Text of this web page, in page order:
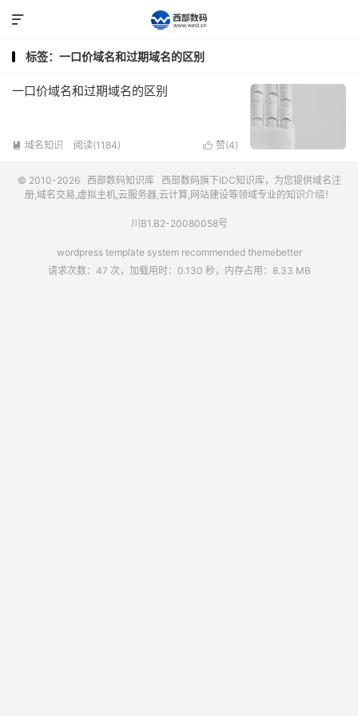

标签：一口价域名和过期域名的区别
一口价域名和过期域名的区别
 域名知识 阅读(1184)  赞(4)
© 2010-2026 西部数码知识库 西部数码旗下IDC知识库，为您提供域名注
册,域名交易,虚拟主机,云服务器,云计算,网站建设等领域专业的知识介绍！
川B1.B2-20080058号
wordpress template system recommended themebetter
请求次数：47 次，加载用时：0.130 秒，内存占用：8.33 MB